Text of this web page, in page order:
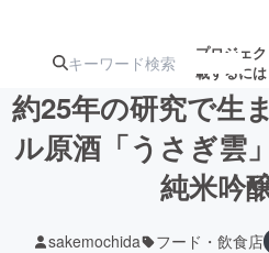
プロジェ
載するには
注目の新着プロ
約25年の研究で生
ル原酒「うさぎ雲
純米吟
sakemochida フード・飲食店